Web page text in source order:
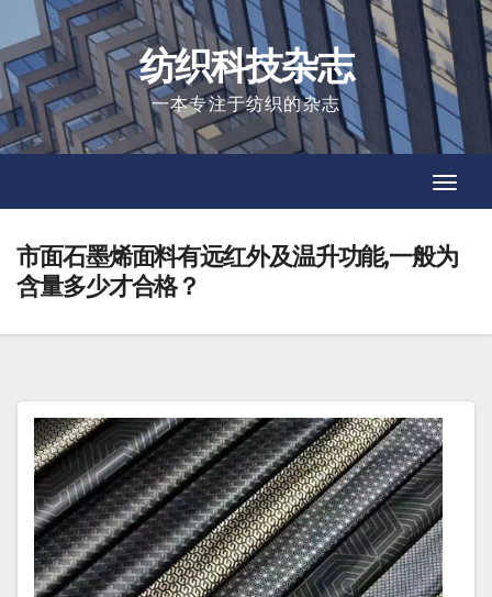
to
content
纺织科技杂志
一本专注于纺织的杂志
市面石墨烯面料有远红外及温升功能,一般为
含量多少才合格？